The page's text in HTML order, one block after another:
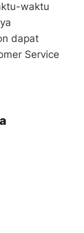
waktu
dapat
Service